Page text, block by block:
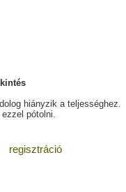
hiányzik a teljességhez.
pótolni.
regisztráció